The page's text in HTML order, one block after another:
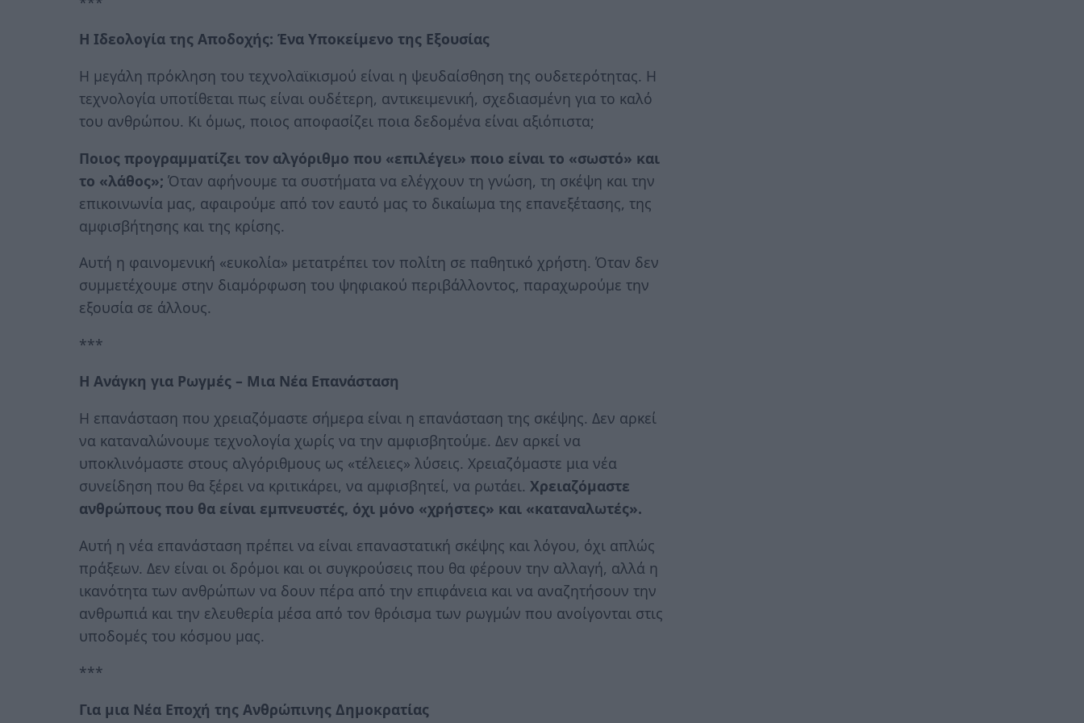
Η Ιδεολογία της Αποδοχής: Ένα Υποκείμενο της Εξουσίας
Η μεγάλη πρόκληση του τεχνολαϊκισμού είναι η ψευδαίσθηση της ουδετερότητας. Η
τεχνολογία υποτίθεται πως είναι ουδέτερη, αντικειμενική, σχεδιασμένη για το καλό
του ανθρώπου. Κι όμως, ποιος αποφασίζει ποια δεδομένα είναι αξιόπιστα;
Ποιος προγραμματίζει τον αλγόριθμο που «επιλέγει» ποιο είναι το «σωστό» και
το «λάθος»; Όταν αφήνουμε τα συστήματα να ελέγχουν τη γνώση, τη σκέψη και την
επικοινωνία μας, αφαιρούμε από τον εαυτό μας το δικαίωμα της επανεξέτασης, της
αμφισβήτησης και της κρίσης.
Αυτή η φαινομενική «ευκολία» μετατρέπει τον πολίτη σε παθητικό χρήστη. Όταν δεν
συμμετέχουμε στην διαμόρφωση του ψηφιακού περιβάλλοντος, παραχωρούμε την
εξουσία σε άλλους.
***
Η Ανάγκη για Ρωγμές – Μια Νέα Επανάσταση
Η επανάσταση που χρειαζόμαστε σήμερα είναι η επανάσταση της σκέψης. Δεν αρκεί
να καταναλώνουμε τεχνολογία χωρίς να την αμφισβητούμε. Δεν αρκεί να
υποκλινόμαστε στους αλγόριθμους ως «τέλειες» λύσεις. Χρειαζόμαστε μια νέα
συνείδηση που θα ξέρει να κριτικάρει, να αμφισβητεί, να ρωτάει. Χρειαζόμαστε
ανθρώπους που θα είναι εμπνευστές, όχι μόνο «χρήστες» και «καταναλωτές».
Αυτή η νέα επανάσταση πρέπει να είναι επαναστατική σκέψης και λόγου, όχι απλώς
πράξεων. Δεν είναι οι δρόμοι και οι συγκρούσεις που θα φέρουν την αλλαγή, αλλά η
ικανότητα των ανθρώπων να δουν πέρα από την επιφάνεια και να αναζητήσουν την
ανθρωπιά και την ελευθερία μέσα από τον θρόισμα των ρωγμών που ανοίγονται στις
υποδομές του κόσμου μας.
***
Για μια Νέα Εποχή της Ανθρώπινης Δημοκρατίας